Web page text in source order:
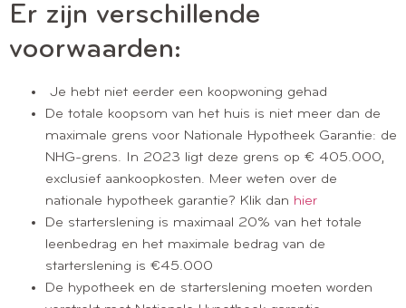
Er zijn verschillende
voorwaarden:
Je hebt niet eerder een koopwoning gehad
De totale koopsom van het huis is niet meer dan de
maximale grens voor Nationale Hypotheek Garantie: de
NHG-grens. In 2023 ligt deze grens op € 405.000,
exclusief aankoopkosten. Meer weten over de
nationale hypotheek garantie? Klik dan hier
De starterslening is maximaal 20% van het totale
leenbedrag en het maximale bedrag van de
starterslening is €45.000
De hypotheek en de starterslening moeten worden